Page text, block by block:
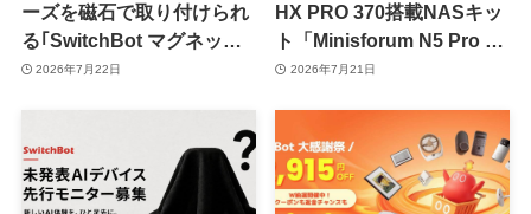
ーズを磁石で取り付けられ
る｢SwitchBot マグネット
アクセサリー (ロックシリ
2026年7月22日
HX PRO 370搭載NASキッ
ト「Minisforum N5 Pro AI
NAS」をチェック
2026年7月21日